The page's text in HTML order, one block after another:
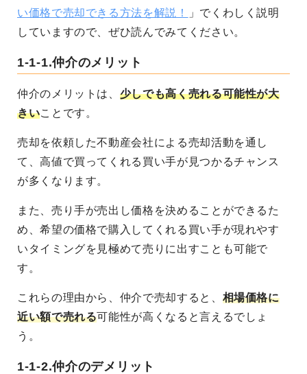
い価格で売却できる方法を解説！
」でくわしく説明
していますので、ぜひ読んでみてください。
1-1-1.仲介のメリット
仲介のメリットは、 少しでも高く売れる可能性が大
きいことです。
売却を依頼した不動産会社による売却活動を通し
て、高値で買ってくれる買い手が見つかるチャンス
が多くなります。
また、売り手が売出し価格を決めることができるた
め、希望の価格で購入してくれる買い手が現れやす
いタイミングを見極めて売りに出すことも可能で
す。
これらの理由から、仲介で売却すると、 相場価格に
近い額で売れる可能性が高くなると言えるでしょ
う。
1-1-2.仲介のデメリット